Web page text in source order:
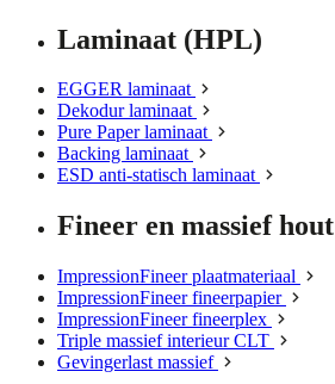
Laminaat (HPL)
EGGER laminaat
Dekodur laminaat
Pure Paper laminaat
Backing laminaat
ESD anti-statisch laminaat
Fineer en massief hout
ImpressionFineer plaatmateriaal
ImpressionFineer fineerpapier
ImpressionFineer fineerplex
Triple massief interieur CLT
Gevingerlast massief